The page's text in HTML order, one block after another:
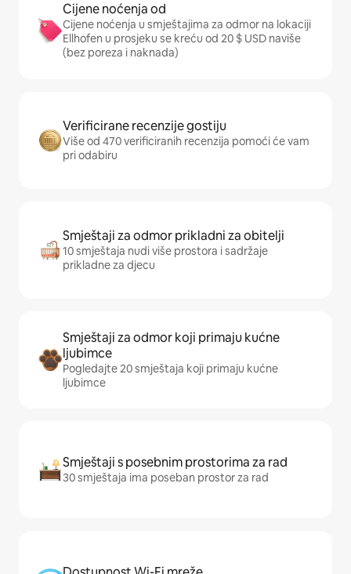
Cijene noćenja od
Cijene noćenja u smještajima za odmor na lokaciji
Ellhofen u prosjeku se kreću od 20 $ USD naviše
(bez poreza i naknada)
Verificirane recenzije gostiju
Više od 470 verificiranih recenzija pomoći će vam
pri odabiru
Smještaji za odmor prikladni za obitelji
10 smještaja nudi više prostora i sadržaje
prikladne za djecu
Smještaji za odmor koji primaju kućne
ljubimce
Pogledajte 20 smještaja koji primaju kućne
ljubimce
Smještaji s posebnim prostorima za rad
30 smještaja ima poseban prostor za rad